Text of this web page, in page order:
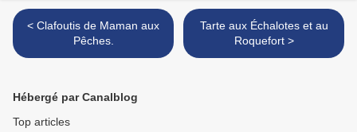
< Clafoutis de Maman aux
Pêches.
Tarte aux Échalotes et au
Roquefort >
Hébergé par Canalblog
Top articles